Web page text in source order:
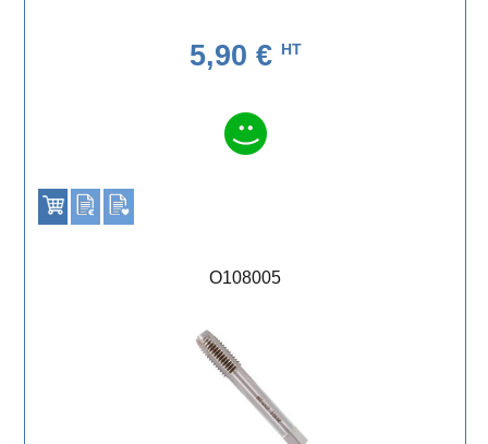
5,90 € HT
O108005